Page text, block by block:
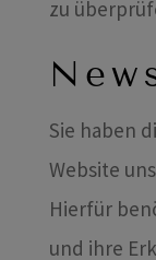
zu
Sie haben
Website
Hierfür
und ihre